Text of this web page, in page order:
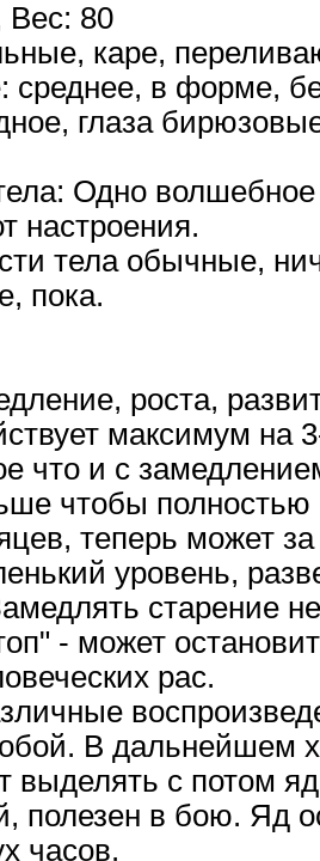
80
каре,
среднее, в форме,
глаза
Одно
настроения.
тела обычные,
пока.
роста,
максимум на
что и с
чтобы
теперь может
уровень,
старение
- может
рас.
В дальнейшем
выделять с потом
полезен в бою. Яд
часов.